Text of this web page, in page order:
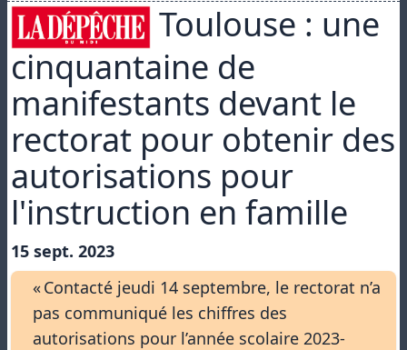
Toulouse : une
cinquantaine de
manifestants devant le
rectorat pour obtenir des
autorisations pour
l'instruction en famille
15 sept. 2023
« Contacté jeudi 14 septembre, le rectorat n’a
pas communiqué les chiffres des
autorisations pour l’année scolaire 2023-